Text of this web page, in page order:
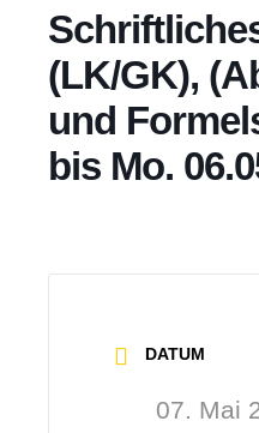
(LK/GK),
und
bis Mo.
DATUM
07. Mai